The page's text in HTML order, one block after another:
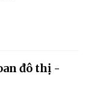
đô thị -